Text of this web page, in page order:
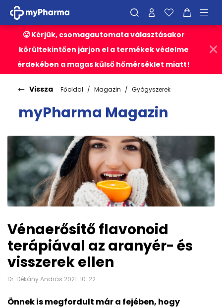
🥵 Kérjük, csomagautomata választásakor
körültekintően járjon el a termékek védelme
érdekében a magas külső hőmérséklet miatt!
Vissza Főoldal Magazin Gyógyszerek
myPharma Magazin
Vénaerősítő flavonoid
terápiával az aranyér- és
visszerek ellen
Dr. Dékány András 2021. 10. 22.
Önnek is megfordult már a fejében, hogy